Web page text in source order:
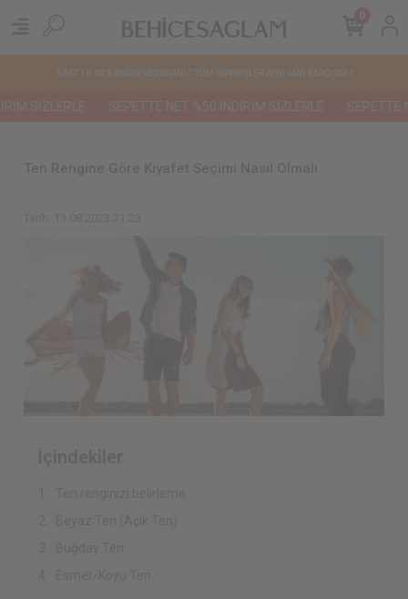
SAAT 16:00'A KADAR VERDİGİNİZ TÜM SİPARİŞLER AYNI GÜN KARGODA !
SİZLERLE SEPETTE NET %50 İNDİRİM SİZLERLE SEPETTE